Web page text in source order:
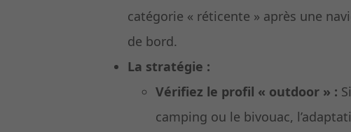
catégorie « réticente » après une
de bord.
La stratégie :
Vérifiez le profil « outdoor » :
camping ou le bivouac,